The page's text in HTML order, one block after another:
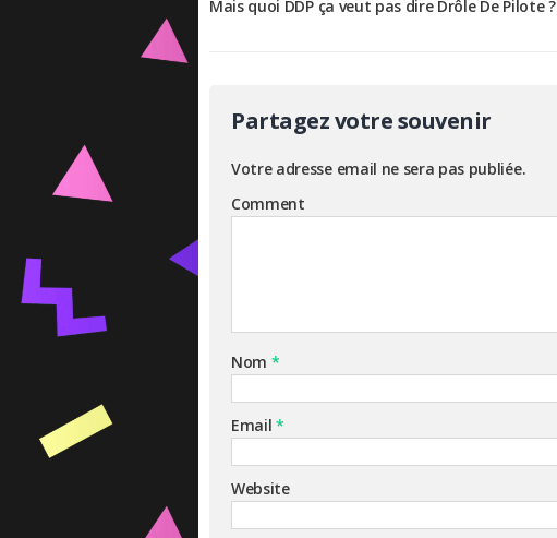
Mais quoi DDP ça veut pas dire Drôle De Pilote ?
Partagez votre souvenir
Votre adresse email ne sera pas publiée.
Comment
Nom *
Email*
Website